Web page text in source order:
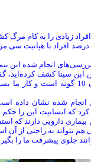
زیادی را به کام مرگ
بررسی‌های انجام شده
ابن سینا کشف
می‌تواند بیماری یرقان را مداوا کند.
انجام شده نشان
که انسانیت این را
دارویی دارند که
به راحتی از آن
جلوی پیشرفت ما را